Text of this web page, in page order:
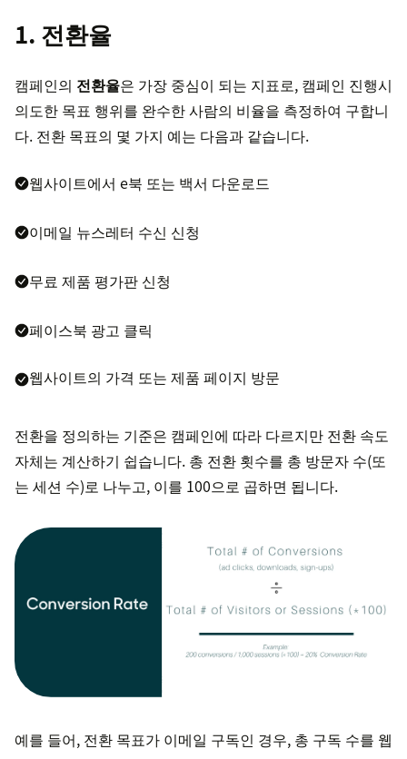
1. 전환율
캠페인의 전환율은 가장 중심이 되는 지표로, 캠페인 진행시
의도한 목표 행위를 완수한 사람의 비율을 측정하여 구합니
다. 전환 목표의 몇 가지 예는 다음과 같습니다.
웹사이트에서 e북 또는 백서 다운로드
이메일 뉴스레터 수신 신청
무료 제품 평가판 신청
페이스북 광고 클릭
웹사이트의 가격 또는 제품 페이지 방문
전환을 정의하는 기준은 캠페인에 따라 다르지만 전환 속도
자체는 계산하기 쉽습니다. 총 전환 횟수를 총 방문자 수(또
는 세션 수)로 나누고, 이를 100으로 곱하면 됩니다.
예를 들어, 전환 목표가 이메일 구독인 경우, 총 구독 수를 웹